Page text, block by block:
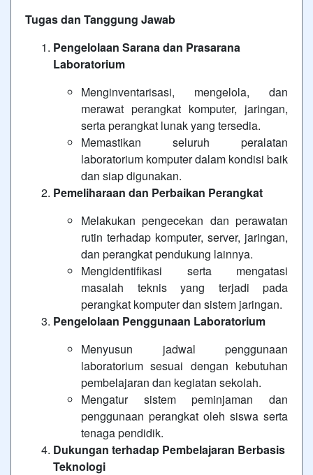
Tugas dan Tanggung Jawab
Pengelolaan Sarana dan Prasarana
Laboratorium
Menginventarisasi, mengelola, dan
merawat perangkat komputer, jaringan,
serta perangkat lunak yang tersedia.
Memastikan seluruh peralatan
laboratorium komputer dalam kondisi baik
dan siap digunakan.
Pemeliharaan dan Perbaikan Perangkat
Melakukan pengecekan dan perawatan
rutin terhadap komputer, server, jaringan,
dan perangkat pendukung lainnya.
Mengidentifikasi serta mengatasi
masalah teknis yang terjadi pada
perangkat komputer dan sistem jaringan.
Pengelolaan Penggunaan Laboratorium
Menyusun jadwal penggunaan
laboratorium sesuai dengan kebutuhan
pembelajaran dan kegiatan sekolah.
Mengatur sistem peminjaman dan
penggunaan perangkat oleh siswa serta
tenaga pendidik.
Dukungan terhadap Pembelajaran Berbasis
Teknologi